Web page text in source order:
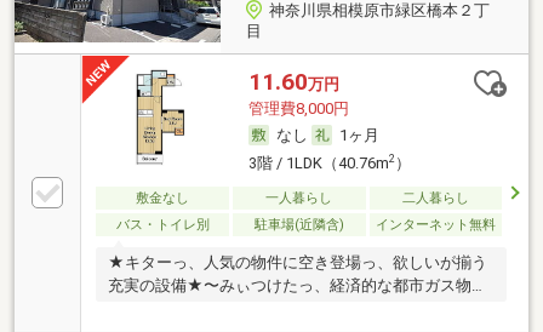
神奈川県相模原市緑区橋本２丁
目
11.60万円
管理費8,000円
なし
1ヶ月
3階 / 1LDK（40.76m2）
敷金なし 一人暮らし
二人暮らし
バス・トイレ別
駐車場(近隣含) インターネット無料
★キターっ、人気の物件に空き登場っ、欲しいが揃う
充実の設備★〜みぃつけたっ、経済的な都市ガス物件